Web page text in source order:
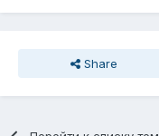
Share